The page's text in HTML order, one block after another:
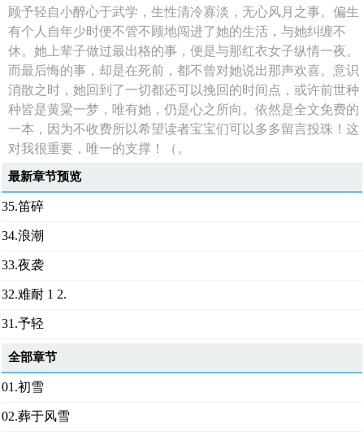
顾予轻自小醉心于武学，生性清冷寡淡，无心风月之事。偏生
有个人自年少时便不管不顾地闯进了她的生活，与她纠缠不
休。她上辈子做过最出格的事，便是与那红衣女子纵情一夜。
而最后悔的事，却是在死前，都不曾对她说出那声欢喜。意识
消散之时，她回到了一切都还可以挽回的时间点，或许前世种
种皆是黄粱一梦，唯有她，仍是心之所向。依然是全文免费的
一本，因为不收费所以希望读者宝宝们可以多多留言投珠！这
对我很重要，唯一的支撑！（。
最新章节预览
35.笛碎
34.浪潮
33.夜袭
32.难耐 1 2.
31.予轻
全部章节
01.初雪
02.葬于风雪